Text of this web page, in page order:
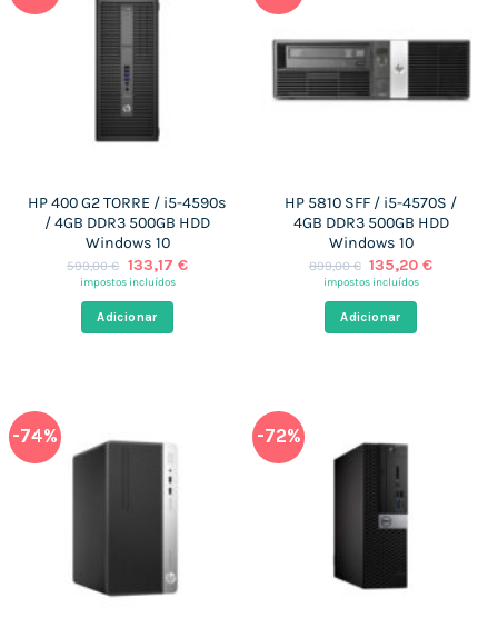
HP 400 G2 TORRE / i5-4590s
/ 4GB DDR3 500GB HDD
Windows 10
599,00€ O
preço
era:
599,00 €.
133,17 €O
impostos incluídos
Adicionar
HP 5810 SFF / i5-4570S /
4GB DDR3 500GB HDD
Windows 10
899,00€ O
preço
era:
899,00 €.
135,20€O
impostos incluídos
Adicionar
-74% -72%